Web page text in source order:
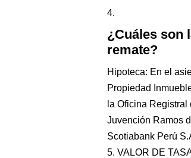
4.
¿Cuáles son
remate?
Hipoteca: En el
Propiedad
la Oficina
Juvención Ramos
Scotiabank Perú
5. VALOR DE